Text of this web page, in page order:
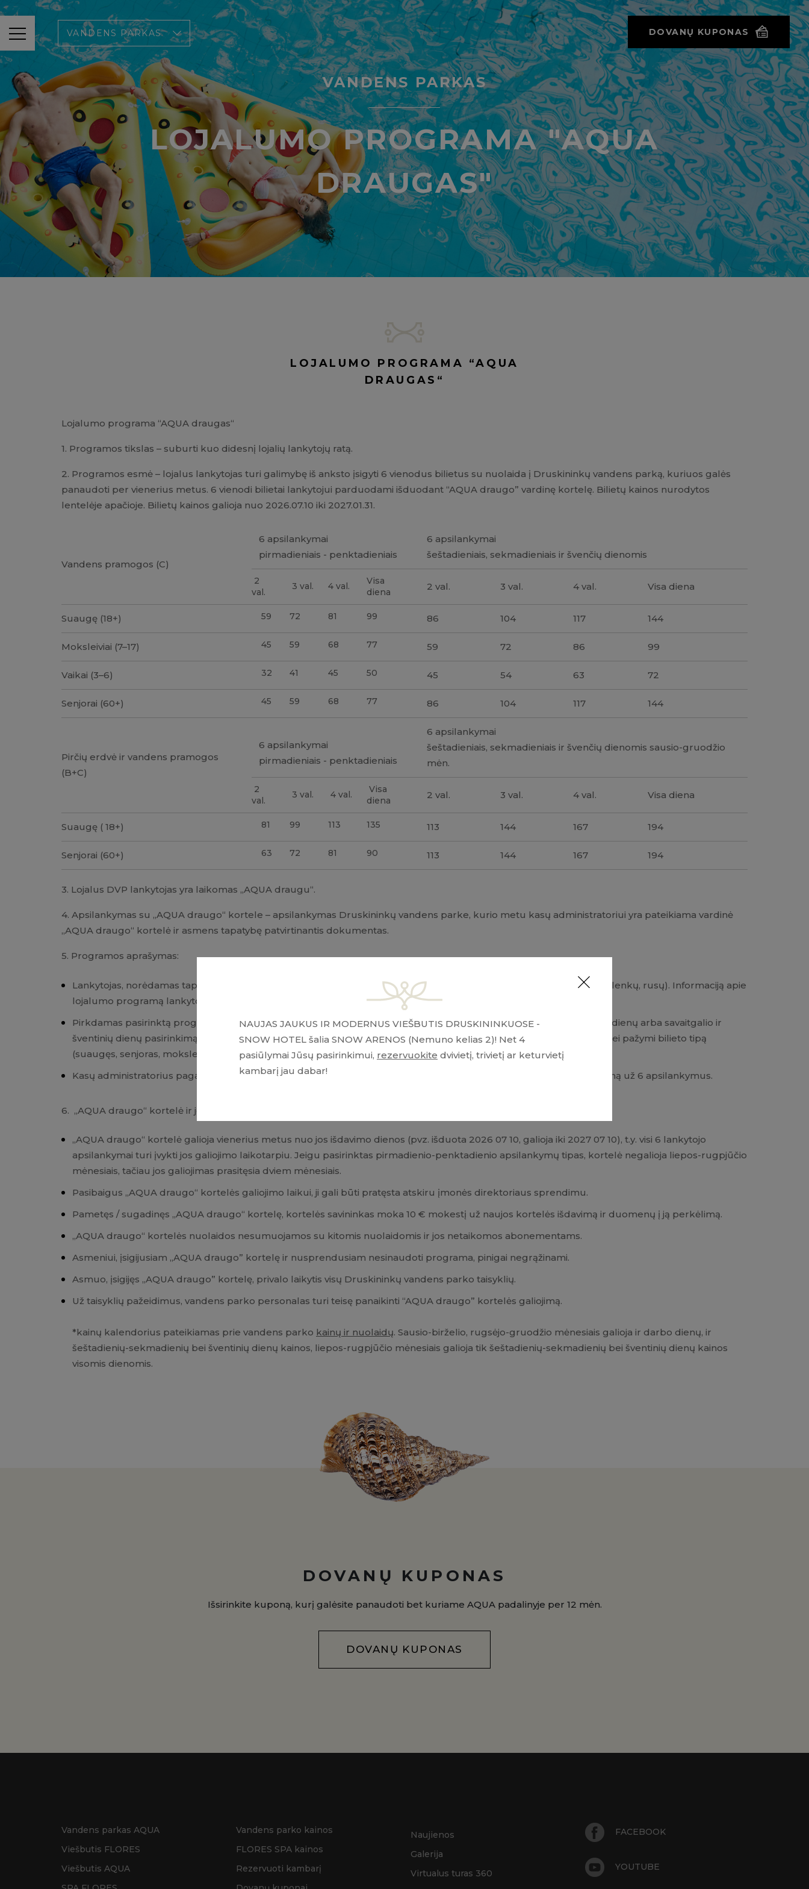
VANDENS PARKAS DOVANŲ KUPONAS
VANDENS PARKAS
LOJALUMO PROGRAMA "AQUA
DRAUGAS"
LOJALUMO PROGRAMA “AQUA
DRAUGAS“
Lojalumo programa “AQUA draugas“
1. Programos tikslas – suburti kuo didesnį lojalių lankytojų ratą.
2. Programos esmė – lojalus lankytojas turi galimybę iš anksto įsigyti 6 vienodus bilietus su nuolaida į Druskininkų vandens parką, kuriuos galės
panaudoti per vienerius metus. 6 vienodi bilietai lankytojui parduodami išduodant “AQUA draugo” vardinę kortelę. Bilietų kainos nurodytos
lentelėje apačioje. Bilietų kainos galioja nuo 2026.07.10 iki 2027.01.31.
Vandens pramogos (C)
6 apsilankymai
pirmadieniais - penktadieniais
6 apsilankymai
šeštadieniais, sekmadieniais ir švenčių dienomis
2
val.
3 val. 4 val.
Visa
diena
2 val. 3 val. 4 val. Visa diena
Suaugę (18+) 59 72 81 99 86 104 117 144
Moksleiviai (7–17) 45 59 68 77 59 72 86 99
Vaikai (3–6) 32 41 45 50 45 54 63 72
Senjorai (60+) 45 59 68 77 86 104 117 144
Pirčių erdvė ir vandens pramogos
(B+C)
6 apsilankymai
pirmadieniais - penktadieniais
6 apsilankymai
šeštadieniais, sekmadieniais ir švenčių dienomis sausio-gruodžio
mėn.
2
val.
3 val. 4 val.
Visa
diena
2 val. 3 val. 4 val. Visa diena
Suaugę ( 18+) 81 99 113 135 113 144 167 194
Senjorai (60+) 63 72 81 90 113 144 167 194
3. Lojalus DVP lankytojas yra laikomas „AQUA draugu“.
4. Apsilankymas su „AQUA draugo“ kortele – apsilankymas Druskininkų vandens parke, kurio metu kasų administratoriui yra pateikiama vardinė
„AQUA draugo“ kortelė ir asmens tapatybę patvirtinantis dokumentas.
5. Programos aprašymas:
Lankytojas, norėdamas tapti lojaliu lankytoju, turi užpildyti anketą (anketų tekstai paruošti trimis kalbomis – lietuvių, lenkų, rusų). Informaciją apie
lojalumo programą lankytojas gali rasti DVP interneto svetainėjewww.aquapark.lt
Pirkdamas pasirinktą programos bilietą, lankytojas administratoriui pateikia užpildytą anketą, kurioje nurodo darbo dienų arba savaitgalio ir
šventinių dienų pasirinkimą pagal kainų kalendorių*, bilieto trukmę (2 val., 3 val., 4 val., visa diena), dalį (C arba B+C) bei pažymi bilieto tipą
(suaugęs, senjoras, moksleivis, vaikas) ir pateikia asmens dokumentą su nuotrauka.
Kasų administratorius pagal lankytojo pasirinkimus suformuoja “AQUA draugo” kortelę ir priima iš lankytojo mokėjimą už 6 apsilankymus.
6. „AQUA draugo“ kortelė ir jos galiojimas:
„AQUA draugo“ kortelė galioja vienerius metus nuo jos išdavimo dienos (pvz. išduota 2026 07 10, galioja iki 2027 07 10), t.y. visi 6 lankytojo
apsilankymai turi įvykti jos galiojimo laikotarpiu. Jeigu pasirinktas pirmadienio-penktadienio apsilankymų tipas, kortelė negalioja liepos-rugpjūčio
mėnesiais, tačiau jos galiojimas prasitęsia dviem mėnesiais.
Pasibaigus „AQUA draugo“ kortelės galiojimo laikui, ji gali būti pratęsta atskiru įmonės direktoriaus sprendimu.
Pametęs / sugadinęs „AQUA draugo“ kortelę, kortelės savininkas moka 10 € mokestį už naujos kortelės išdavimą ir duomenų į ją perkėlimą.
„AQUA draugo“ kortelės nuolaidos nesumuojamos su kitomis nuolaidomis ir jos netaikomos abonementams.
Asmeniui, įsigijusiam „AQUA draugo” kortelę ir nusprendusiam nesinaudoti programa, pinigai negrąžinami.
Asmuo, įsigijęs „AQUA draugo” kortelę, privalo laikytis visų Druskininkų vandens parko taisyklių.
Už taisyklių pažeidimus, vandens parko personalas turi teisę panaikinti “AQUA draugo” kortelės galiojimą.
*kainų kalendorius pateikiamas prie vandens parko kainų ir nuolaidų. Sausio-birželio, rugsėjo-gruodžio mėnesiais galioja ir darbo dienų, ir
šeštadienių-sekmadienių bei šventinių dienų kainos, liepos-rugpjūčio mėnesiais galioja tik šeštadienių-sekmadienių bei šventinių dienų kainos
visomis dienomis.
DOVANŲ KUPONAS
Išsirinkite kuponą, kurį galėsite panaudoti bet kuriame AQUA padalinyje per 12 mėn.
DOVANŲ KUPONAS
Vandens parkas AQUA
Viešbutis FLORES
Viešbutis AQUA
Vandens parko kainos
FLORES SPA kainos
Rezervuoti kambarį
Naujienos
Galerija
Virtualus turas 360
FACEBOOK
YOUTUBE
NAUJAS JAUKUS IR MODERNUS VIEŠBUTIS DRUSKININKUOSE -
SNOW HOTEL šalia SNOW ARENOS (Nemuno kelias 2)! Net 4
pasiūlymai Jūsų pasirinkimui, rezervuokite dvivietį, trivietį ar keturvietį
kambarį jau dabar!